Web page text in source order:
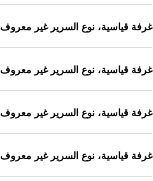
غرفة قياسية، نوع السرير غير معروف
غرفة قياسية، نوع السرير غير معروف
غرفة قياسية، نوع السرير غير معروف
غرفة قياسية، نوع السرير غير معروف